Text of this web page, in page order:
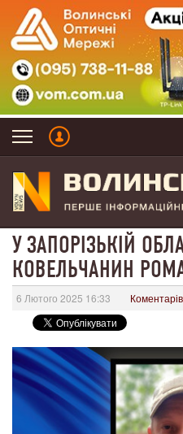
У ЗАПОРІЗЬКІЙ
КОВЕЛЬЧАНИН
6 Лютого 2025 16:33